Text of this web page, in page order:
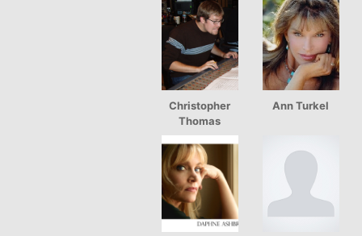
Christopher
Thomas
Ann Turkel